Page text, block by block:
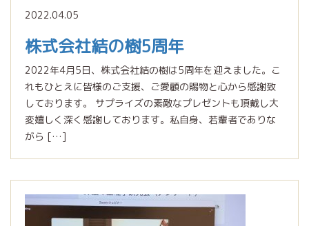
2022.04.05
株式会社結の樹5周年
2022年4月5日、株式会社結の樹は5周年を迎えました。こ
れもひとえに皆様のご支援、ご愛顧の賜物と心から感謝致
しております。 サプライズの素敵なプレゼントも頂戴し大
変嬉しく深く感謝しております。私自身、若輩者でありな
がら […]